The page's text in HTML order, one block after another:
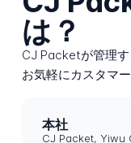
は？
CJ Packetが管理す
お気軽にカスタマ
本社
CJ Packet, Yiwu